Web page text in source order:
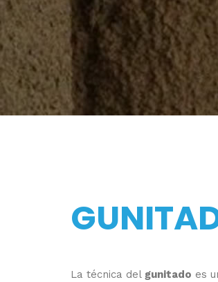
La técnica del gunitado es